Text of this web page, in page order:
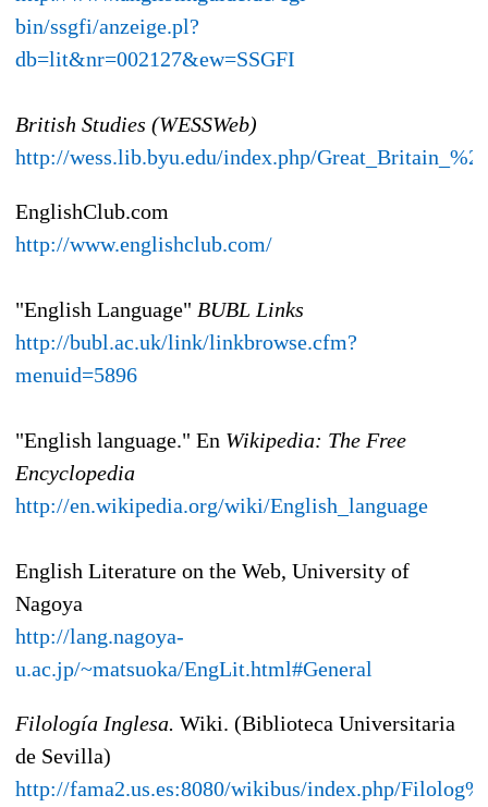
bin/ssgfi/anzeige.pl?
db=lit&nr=002127&ew=SSGFI
British Studies (WESSWeb)
http://wess.lib.byu.edu/index.php/
EnglishClub.com
http://www.englishclub.com/
"English Language" BUBL Links
http://bubl.ac.uk/link/linkbrowse.cfm?
menuid=5896
"English language." En Wikipedia: The Free
Encyclopedia
http://en.wikipedia.org/wiki/English_language
English Literature on the Web, University of
Nagoya
http://lang.nagoya-
u.ac.jp/~matsuoka/EngLit.html#General
Filología Inglesa. Wiki. (Biblioteca Universitaria
de Sevilla)
http://fama2.us.es:8080/wikibus/index.php/